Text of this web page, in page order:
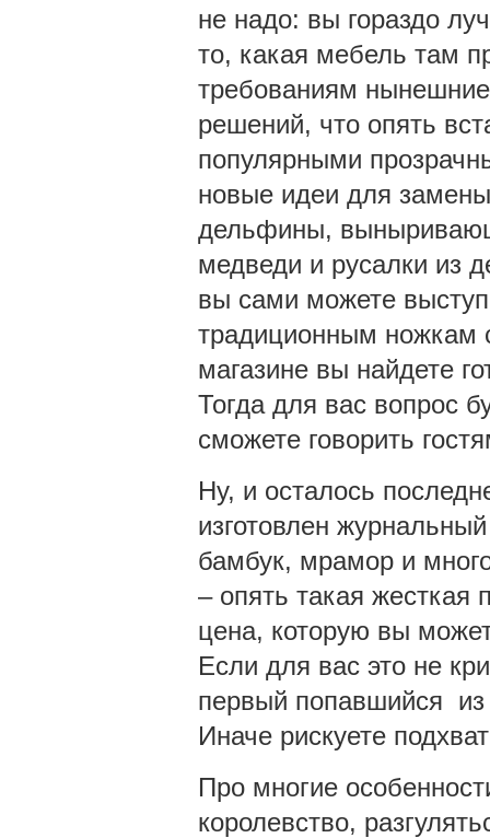
не надо: вы гораздо
то, какая мебель там
требованиям нынешние
решений, что опять
популярными
новые идеи для
дельфины,
медведи и русалки из
вы сами можете
традиционным ножкам
магазине вы найдете
Тогда для вас вопрос
сможете говорить
Ну, и осталось
изготовлен
бамбук, мрамор и
– опять такая жесткая
цена, которую вы
Если для вас это не
первый попавшийся из
Иначе рискуете
Про многие
королевство,